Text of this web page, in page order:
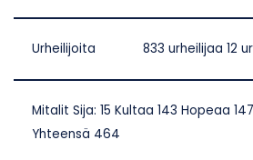
Urheilijoita 833 urheilijaa 12
Mitalit Sija: 15 Kultaa 143 Hopeaa
Yhteensä 464